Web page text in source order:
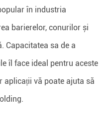
în industria
barierelor, conurilor și
Capacitatea sa de a
îl face ideal pentru aceste
aplicații vă poate ajuta să